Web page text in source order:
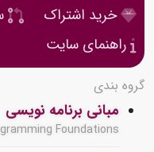
خرید اشتراک
راهنمای سایت
گروه بندی
مبانی برنامه نویسی
Foundations